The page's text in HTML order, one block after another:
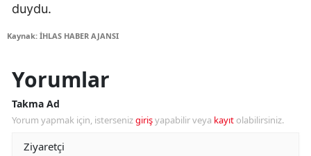
duydu.
Kaynak: İHLAS HABER AJANSI
Yorumlar
Takma Ad
Yorum yapmak için, istersenizgirişyapabilir veya kayıt olabilirsiniz.